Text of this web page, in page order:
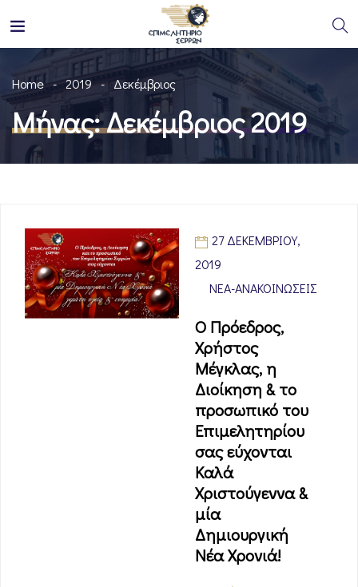
Home 2019 Δεκέμβριος
Μήνας:Δεκέμβριος 2019
27 ΔΕΚΕΜΒΡΊΟΥ,
2019
ΝΈΑ-ΑΝΑΚΟΙΝΏΣΕΙΣ
Ο Πρόεδρος,
Χρήστος
Μέγκλας, η
Διοίκηση & το
προσωπικό του
Επιμελητηρίου
σας εύχονται
Καλά
Χριστούγεννα &
μία
Δημιουργική
Νέα Χρονιά!